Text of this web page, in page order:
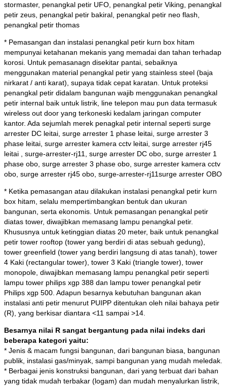
stormaster, penangkal petir UFO, penangkal petir Viking, penangkal
petir zeus, penangkal petir bakiral, penangkal petir neo flash,
penangkal petir thomas
* Pemasangan dan instalasi penangkal petir kurn box hitam
mempunyai ketahanan mekanis yang memadai dan tahan terhadap
korosi. Untuk pemasanagn disekitar pantai, sebaiknya
menggunakan material penangkal petir yang stainless steel (baja
nirkarat / anti karat), supaya tidak cepat karatan. Untuk proteksi
penangkal petir didalam bangunan wajib menggunakan penangkal
petir internal baik untuk listrik, line telepon mau pun data termasuk
wireless out door yang terkoneski kedalam jaringan computer
kantor. Ada sejumlah merek penagkal petir internal seperti surge
arrester DC leitai, surge arrester 1 phase leitai, surge arrester 3
phase leitai, surge arrester kamera cctv leitai, surge arrester rj45
leitai , surge-arrester-rj11, surge arrester DC obo, surge arrester 1
phase obo, surge arrester 3 phase obo, surge arrester kamera cctv
obo, surge arrester rj45 obo, surge-arrester-rj11surge arrester OBO
* Ketika pemasangan atau dilakukan instalasi penangkal petir kurn
box hitam, selalu mempertimbangkan bentuk dan ukuran
bangunan, serta ekonomis. Untuk pemasangan penangkal petir
diatas tower, diwajibkan memasang lampu penangkal petir.
Khususnya untuk ketinggian diatas 20 meter, baik untuk penangkal
petir tower rooftop (tower yang berdiri di atas sebuah gedung),
tower greenfield (tower yang berdiri langsung di atas tanah), tower
4 Kaki (rectangular tower), tower 3 Kaki (triangle tower), tower
monopole, diwajibkan memasang lampu penangkal petir seperti
lampu tower philips xgp 388 dan lampu tower penangkal petir
Philips xgp 500. Adapun besarnya kebutuhan bangunan akan
instalasi anti petir menurut PUIPP ditentukan oleh nilai bahaya petir
(R), yang berkisar diantara <11 sampai >14.
Besarnya nilai R sangat bergantung pada nilai indeks dari
beberapa kategori yaitu:
* Jenis & macam fungsi bangunan, dari bangunan biasa, bangunan
publik, instalasi gas/minyak, sampi bangunan yang mudah meledak.
* Berbagai jenis konstruksi bangunan, dari yang terbuat dari bahan
yang tidak mudah terbakar (logam) dan mudah menyalurkan listrik,